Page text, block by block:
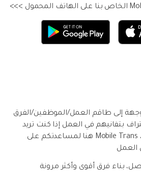
إلى طاقم العمل/الموظفين/الفرق
بتفانيهم في العمل إذا كنت تريد
الحفاظ على روح الامتنان، Mobile Trans هنا لمساعدتكم على
العمل
بناء فرق أقوى وأكثر مرونة